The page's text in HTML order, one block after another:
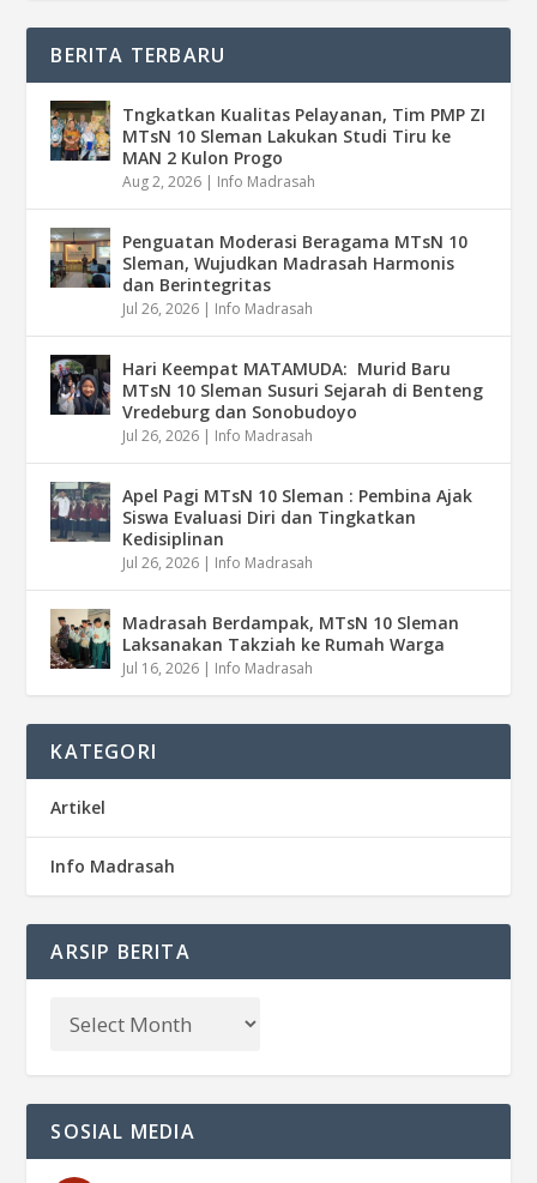
BERITA TERBARU
Tngkatkan Kualitas Pelayanan, Tim PMP ZI
MTsN 10 Sleman Lakukan Studi Tiru ke
MAN 2 Kulon Progo
Aug 2, 2026 | Info Madrasah
Penguatan Moderasi Beragama MTsN 10
Sleman, Wujudkan Madrasah Harmonis
dan Berintegritas
Jul 26, 2026 | Info Madrasah
Hari Keempat MATAMUDA: Murid Baru
MTsN 10 Sleman Susuri Sejarah di Benteng
Vredeburg dan Sonobudoyo
Jul 26, 2026 | Info Madrasah
Apel Pagi MTsN 10 Sleman : Pembina Ajak
Siswa Evaluasi Diri dan Tingkatkan
Kedisiplinan
Jul 26, 2026 | Info Madrasah
Madrasah Berdampak, MTsN 10 Sleman
Laksanakan Takziah ke Rumah Warga
Jul 16, 2026 | Info Madrasah
KATEGORI
Artikel
Info Madrasah
ARSIP BERITA
SOSIAL MEDIA